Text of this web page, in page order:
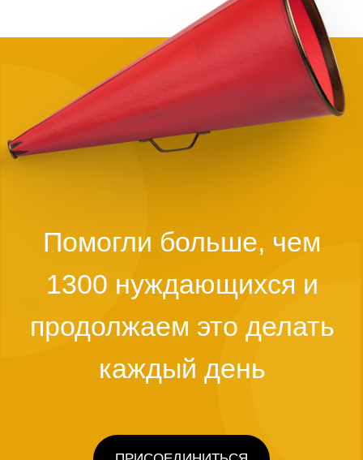
говорит статистика, на это нужно
всего полгода. Мы в силах помочь
нуждающимся, просто нужно